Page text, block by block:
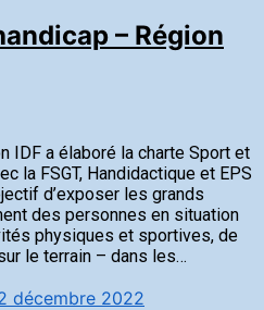
– Région
IDF a élaboré la charte Sport et
la FSGT, Handidactique et EPS
d’exposer les grands
des personnes en situation
physiques et sportives, de
le terrain – dans les…
décembre 2022